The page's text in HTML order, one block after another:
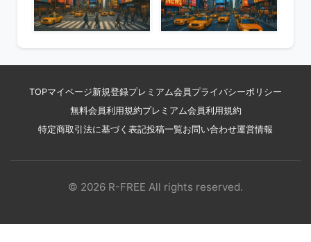
TOPマイページ新規登録プレミアム会員 プライバシーポリシー
無料会員利用規約プレミアム会員利用規約
特定商取引法に基づく表記投稿一覧お問い合わせ運営情報
© 2026 R-FREE All rights reserved.